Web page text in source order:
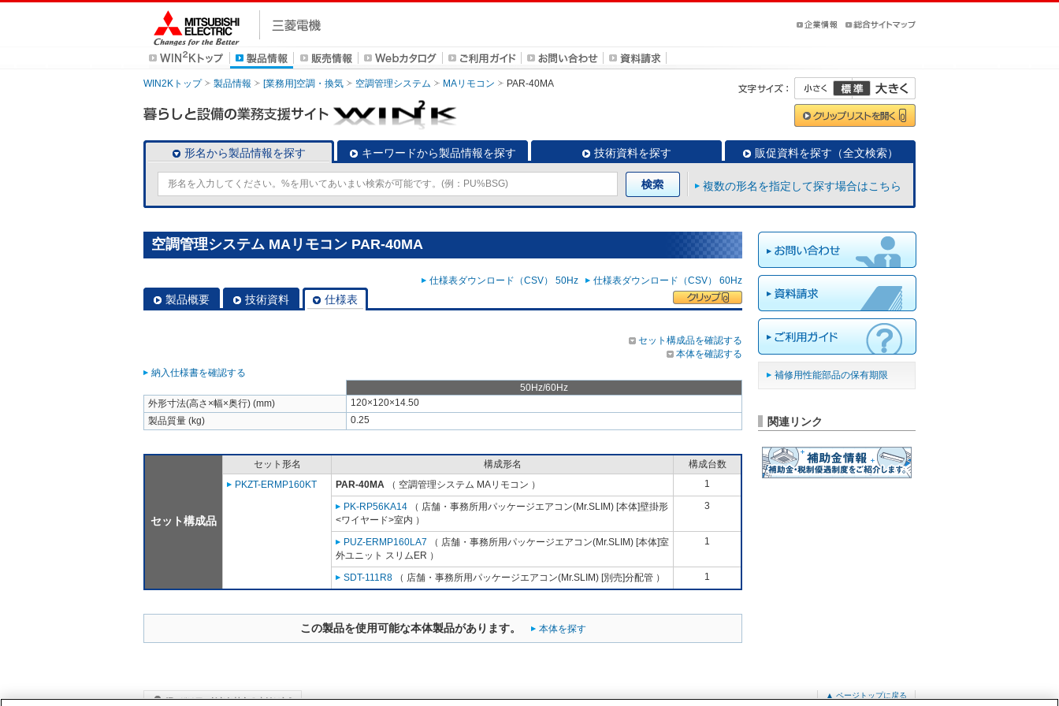
WIN2Kトップ 製品情報 [業務用]空調・換気 空調管理システム MAリモコン PAR-40MA
形名から製品情報を探す キーワードから製品情報を探す 技術資料を探す 販促資料を探す（全文検索）
複数の形名を指定して探す場合はこちら
空調管理システム MAリモコン PAR-40MA
仕様表ダウンロード（CSV） 50Hz 仕様表ダウンロード（CSV） 60Hz
製品概要 技術資料 仕様表
セット構成品を確認する
本体を確認する
納入仕様書を確認する
50Hz/60Hz
外形寸法(高さ×幅×奥行) (mm)
120×120×14.50
製品質量 (kg)
0.25
セット構成品
セット形名 構成形名
構成台数
PKZT-ERMP160KT
PAR-40MA （ 空調管理システム MAリモコン ） 1
PK-RP56KA14 （ 店舗・事務所用パッケージエアコン(Mr.SLIM) [本体]壁掛形
<ワイヤード>室内 ）
3
PUZ-ERMP160LA7 （ 店舗・事務所用パッケージエアコン(Mr.SLIM) [本体]室
外ユニット スリムER ）
1
SDT-111R8 （ 店舗・事務所用パッケージエアコン(Mr.SLIM) [別売]分配管 ） 1
この製品を使用可能な本体製品があります。 本体を探す
補修用性能部品の保有期限
関連リンク
▲ ページトップに戻る